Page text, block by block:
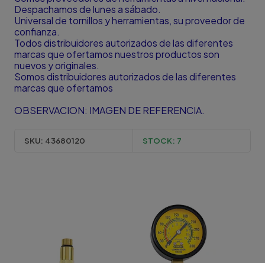
Despachamos de lunes a sábado.
Universal de tornillos y herramientas, su proveedor de
confianza.
Todos distribuidores autorizados de las diferentes
marcas que ofertamos nuestros productos son
nuevos y originales.
Somos distribuidores autorizados de las diferentes
marcas que ofertamos
OBSERVACION: IMAGEN DE REFERENCIA.
SKU: 43680120 STOCK: 7